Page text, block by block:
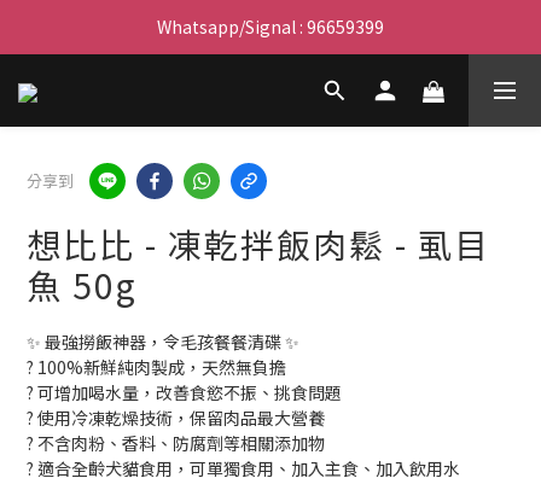
滿$450免費送貨上門 I 滿$350免運 順豐自取
Whatsapp/Signal : 96659399
會員優惠｜購物滿 $100 回贈$3購物金
分享到
想比比 - 凍乾拌飯肉鬆 - 虱目
魚 50g
✨ 最強撈飯神器，令毛孩餐餐清碟 ✨
? 100%新鮮純肉製成，天然無負擔
? 可增加喝水量，改善食慾不振、挑食問題
? 使用冷凍乾燥技術，保留肉品最大營養
? 不含肉粉、香料、防腐劑等相關添加物
? 適合全齡犬貓食用，可單獨食用、加入主食、加入飲用水